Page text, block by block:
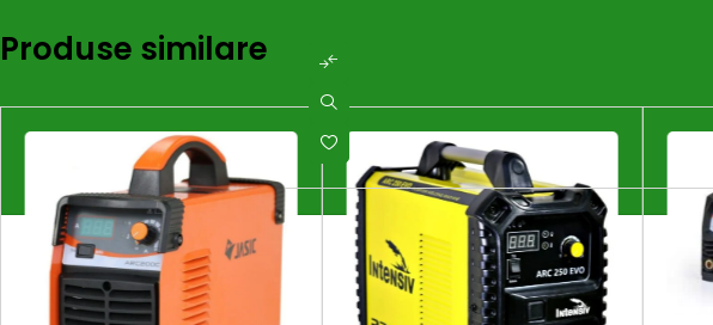
Produse similare